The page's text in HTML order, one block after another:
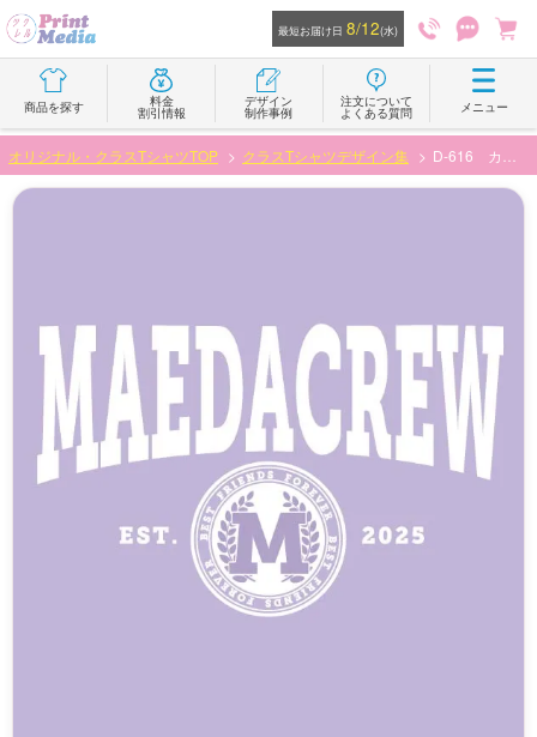
最短お届け日 8/12(水)
商品を探す 料金
割引情報
デザイン
制作事例
注文について
よくある質問 メニュー
オリジナル・クラスTシャツTOP クラスTシャツデザイン集